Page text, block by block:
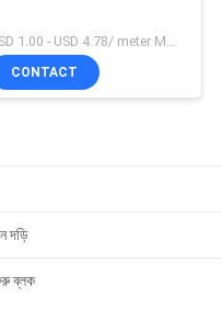
USD 1.00 - USD 4.78/ meter MOQ:1 সেট
CONTACT
দড়ি
ব্লক